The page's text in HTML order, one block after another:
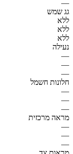
—
גג שמש
ללא
ללא
ללא
נעילה
—
—
—
חלונות חשמל
—
—
—
מראה מרכזית
—
—
—